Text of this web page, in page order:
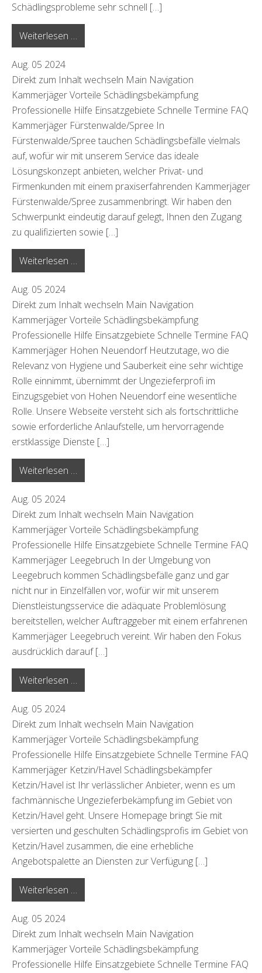
Schädlingsprobleme sehr schnell […]
Weiterlesen …
Aug. 05 2024
Direkt zum Inhalt wechseln Main Navigation
Kammerjäger Vorteile Schädlingsbekämpfung
Professionelle Hilfe Einsatzgebiete Schnelle Termine FAQ
Kammerjäger Fürstenwalde/Spree In
Fürstenwalde/Spree tauchen Schädlingsbefälle vielmals
auf, wofür wir mit unserem Service das ideale
Lösungskonzept anbieten, welcher Privat- und
Firmenkunden mit einem praxiserfahrenden Kammerjäger
Fürstenwalde/Spree zusammenbringt. Wir haben den
Schwerpunkt eindeutig darauf gelegt, Ihnen den Zugang
zu qualifizierten sowie […]
Weiterlesen …
Aug. 05 2024
Direkt zum Inhalt wechseln Main Navigation
Kammerjäger Vorteile Schädlingsbekämpfung
Professionelle Hilfe Einsatzgebiete Schnelle Termine FAQ
Kammerjäger Hohen Neuendorf Heutzutage, wo die
Relevanz von Hygiene und Sauberkeit eine sehr wichtige
Rolle einnimmt, übernimmt der Ungezieferprofi im
Einzugsgebiet von Hohen Neuendorf eine wesentliche
Rolle. Unsere Webseite versteht sich als fortschrittliche
sowie erforderliche Anlaufstelle, um hervorragende
erstklassige Dienste […]
Weiterlesen …
Aug. 05 2024
Direkt zum Inhalt wechseln Main Navigation
Kammerjäger Vorteile Schädlingsbekämpfung
Professionelle Hilfe Einsatzgebiete Schnelle Termine FAQ
Kammerjäger Leegebruch In der Umgebung von
Leegebruch kommen Schädlingsbefälle ganz und gar
nicht nur in Einzelfällen vor, wofür wir mit unserem
Dienstleistungsservice die adäquate Problemlösung
bereitstellen, welcher Auftraggeber mit einem erfahrenen
Kammerjäger Leegebruch vereint. Wir haben den Fokus
ausdrücklich darauf […]
Weiterlesen …
Aug. 05 2024
Direkt zum Inhalt wechseln Main Navigation
Kammerjäger Vorteile Schädlingsbekämpfung
Professionelle Hilfe Einsatzgebiete Schnelle Termine FAQ
Kammerjäger Ketzin/Havel Schädlingsbekämpfer
Ketzin/Havel ist Ihr verlässlicher Anbieter, wenn es um
fachmännische Ungezieferbekämpfung im Gebiet von
Ketzin/Havel geht. Unsere Homepage bringt Sie mit
versierten und geschulten Schädlingsprofis im Gebiet von
Ketzin/Havel zusammen, die eine erhebliche
Angebotspalette an Diensten zur Verfügung […]
Weiterlesen …
Aug. 05 2024
Direkt zum Inhalt wechseln Main Navigation
Kammerjäger Vorteile Schädlingsbekämpfung
Professionelle Hilfe Einsatzgebiete Schnelle Termine FAQ